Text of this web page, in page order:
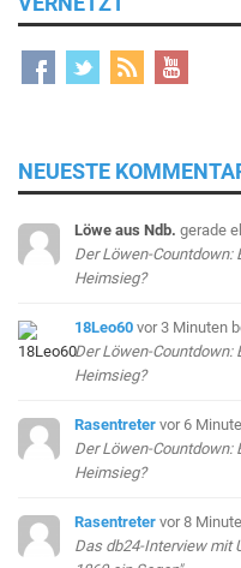
NEUESTE
Löwe aus Ndb. gerade
Der Löwen-Countdown:
Heimsieg?
18Leo60 vor 3 Minuten
Der Löwen-Countdown:
Heimsieg?
Rasentreter vor 6
Der Löwen-Countdown:
Heimsieg?
Rasentreter vor 8
Das db24-Interview mit